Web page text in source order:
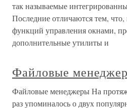
так называемые
Последние отличаются тем,
функций управления окнами,
дополнительные утилиты и
Файловые
Файловые менеджеры На
раз упоминалось о двух